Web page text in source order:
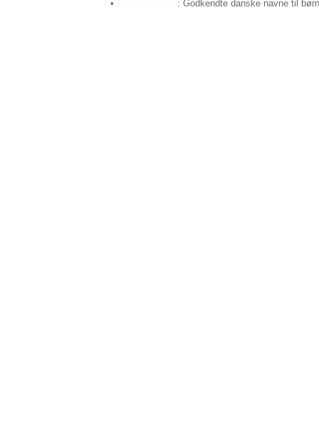
•
: Godkendte danske navne til børn